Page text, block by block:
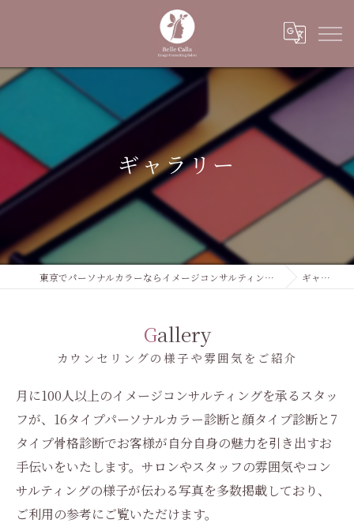
ギャラリー
東京でパーソナルカラーならイメージコンサルティングサロン Belle Calla ギャラリー
Gallery
カウンセリングの様子や雰囲気をご紹介
月に100人以上のイメージコンサルティングを承るスタッ
フが、16タイプパーソナルカラー診断と顔タイプ診断と7
タイプ骨格診断でお客様が自分自身の魅力を引き出すお
手伝いをいたします。サロンやスタッフの雰囲気やコン
サルティングの様子が伝わる写真を多数掲載しており、
ご利用の参考にご覧いただけます。